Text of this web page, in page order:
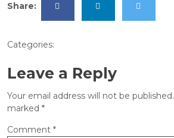
Share:
Categories:
Leave a Reply
Your email address will not be published.
marked *
Comment *